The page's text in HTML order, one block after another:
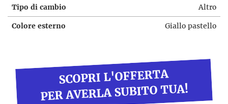
Tipo di cambio Altro
Colore esterno Giallo pastello
SCOPRI L'OFFERTA
PER AVERLA SUBITO TUA!